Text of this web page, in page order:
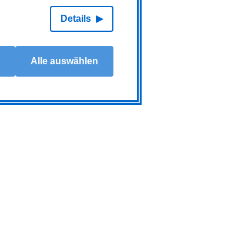
Details
Alle auswählen